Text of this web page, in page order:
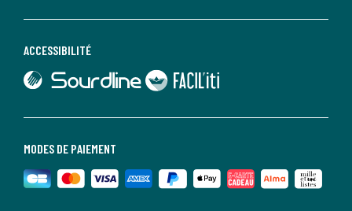
MODES DE PAIEMENT
ACCESSIBILITÉ
lien vers Sourdline
lien vers Faciliti